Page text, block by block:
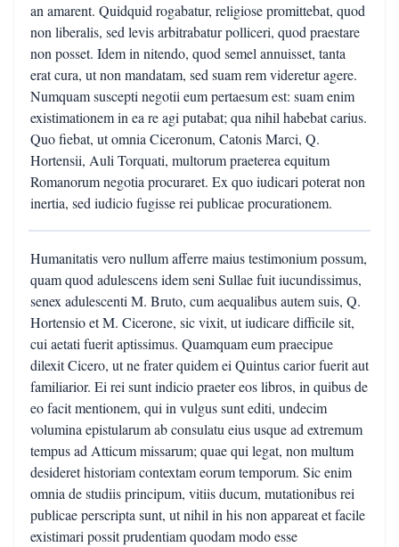
an amarent. Quidquid rogabatur, religiose promittebat, quod
non liberalis, sed levis arbitrabatur polliceri, quod praestare
non posset. Idem in nitendo, quod semel annuisset, tanta
erat cura, ut non mandatam, sed suam rem videretur agere.
Numquam suscepti negotii eum pertaesum est: suam enim
existimationem in ea re agi putabat; qua nihil habebat carius.
Quo fiebat, ut omnia Ciceronum, Catonis Marci, Q.
Hortensii, Auli Torquati, multorum praeterea equitum
Romanorum negotia procuraret. Ex quo iudicari poterat non
inertia, sed iudicio fugisse rei publicae procurationem.
Humanitatis vero nullum afferre maius testimonium possum,
quam quod adulescens idem seni Sullae fuit iucundissimus,
senex adulescenti M. Bruto, cum aequalibus autem suis, Q.
Hortensio et M. Cicerone, sic vixit, ut iudicare difficile sit,
cui aetati fuerit aptissimus. Quamquam eum praecipue
dilexit Cicero, ut ne frater quidem ei Quintus carior fuerit aut
familiarior. Ei rei sunt indicio praeter eos libros, in quibus de
eo facit mentionem, qui in vulgus sunt editi, undecim
volumina epistularum ab consulatu eius usque ad extremum
tempus ad Atticum missarum; quae qui legat, non multum
desideret historiam contextam eorum temporum. Sic enim
omnia de studiis principum, vitiis ducum, mutationibus rei
publicae perscripta sunt, ut nihil in his non appareat et facile
existimari possit prudentiam quodam modo esse